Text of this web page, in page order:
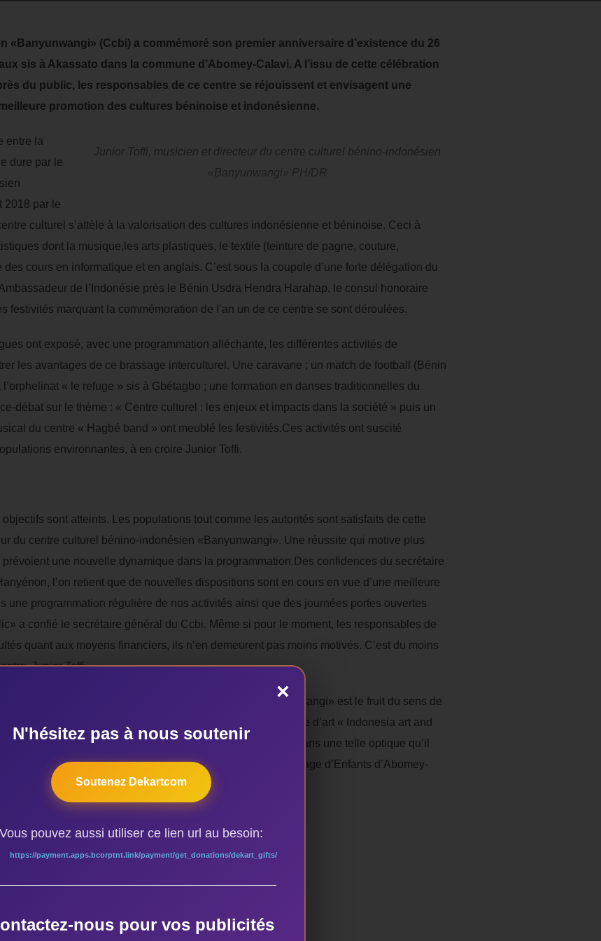
«Banyunwangi» (Ccbi) a commémoré son premier anniversaire d’existence du 26
sis à Akassato dans la commune d’Abomey-Calavi. A l’issu de cette célébration
du public, les responsables de ce centre se réjouissent et envisagent une
promotion des cultures béninoise et indonésienne.
Junior Toffi, musicien et directeur du centre culturel bénino-indonésien
«Banyunwangi» PH/DR
entre la
dure par le
2018 par le
culturel s’attèle à la valorisation des cultures indonésienne et béninoise. Ceci à
dont la musique,les arts plastiques, le textile (teinture de pagne, couture,
cours en informatique et en anglais. C’est sous la coupole d’une forte délégation du
de l’Indonésie près le Bénin Usdra Hendra Harahap, le consul honoraire
festivités marquant la commémoration de l’an un de ce centre se sont déroulées.
ont exposé, avec une programmation alléchante, les différentes activités de
les avantages de ce brassage interculturel. Une caravane ; un match de football (Bénin
« le refuge » sis à Gbétagbo ; une formation en danses traditionnelles du
débat sur le thème : « Centre culturel : les enjeux et impacts dans la société » puis un
du centre « Hagbé band » ont meublé les festivités.Ces activités ont suscité
environnantes, à en croire Junior Toffi.
sont atteints. Les populations tout comme les autorités sont satisfaits de cette
du centre culturel bénino-indonésien «Banyunwangi». Une réussite qui motive plus
une nouvelle dynamique dans la programmation.Des confidences du secrétaire
l’on retient que de nouvelles dispositions sont en cours en vue d’une meilleure
une programmation régulière de nos activités ainsi que des journées portes ouvertes
a confié le secrétaire général du Ccbi. Même si pour le moment, les responsables de
quant aux moyens financiers, ils n’en demeurent pas moins motivés. C’est du moins
Junior Toffi.
promotion de la culture indonésienne en Afrique, «Banyunwangi» est le fruit du sens de
Junior Toffi. De retour au bercail après 1 an d’étude à l’école d’art « Indonesia art and
il a tenu à transmettre les connaissances acquises. C’est dans une telle optique qu’il
diplômés de l’Ecole secondaire des métiers d’art S.O.S village d’Enfants d’Abomey-
culturel.
×
N'hésitez pas à nous soutenir
Soutenez Dekartcom
Vous pouvez aussi utiliser ce lien url au besoin:
https://payment.apps.bcorptnt.link/payment/get_donations/dekart_gifts/
nous pour vos publicités